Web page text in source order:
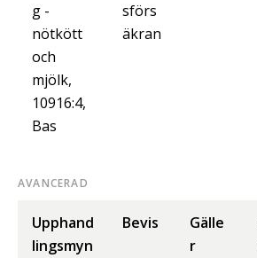
g -
nötkött
och
mjölk,
10916:4,
Bas
sförs
äkran
AVANCERAD
Upphand
lingsmyn
Bevis
Gälle
r